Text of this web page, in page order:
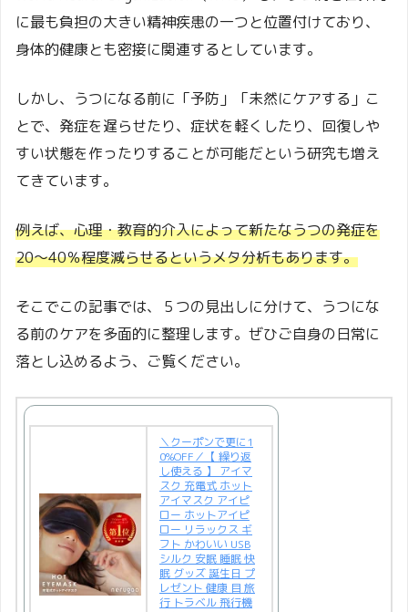
に最も負担の大きい精神疾患の一つと位置付けており、
身体的健康とも密接に関連するとしています。
しかし、うつになる前に「予防」「未然にケアする」こ
とで、発症を遅らせたり、症状を軽くしたり、回復しや
すい状態を作ったりすることが可能だという研究も増え
てきています。
例えば、心理・教育的介入によって新たなうつの発症を
20～40％程度減らせるというメタ分析もあります。
そこでこの記事では、５つの見出しに分けて、うつにな
る前のケアを多面的に整理します。ぜひご自身の日常に
落とし込めるよう、ご覧ください。
＼クーポンで更に1
0%OFF／【 繰り返
し使える 】 アイマ
スク 充電式 ホット
アイマスク アイピ
ロー ホットアイピ
ロー リラックス ギ
フト かわいい USB
シルク 安眠 睡眠 快
眠 グッズ 誕生日 プ
レゼント 健康 目 旅
行 トラベル 飛行機